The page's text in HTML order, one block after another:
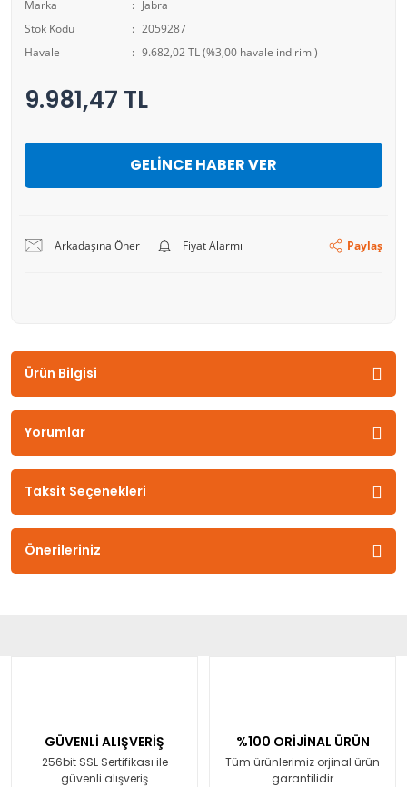
Marka
Jabra
Stok Kodu
2059287
Havale
9.682,02 TL (%3,00 havale indirimi)
9.981,47 TL
GELİNCE HABER VER
Arkadaşına Öner Fiyat Alarmı Paylaş
Ürün Bilgisi
Yorumlar
Taksit Seçenekleri
Önerileriniz
GÜVENLİ ALIŞVERİŞ
256bit SSL Sertifikası ile
güvenli alışveriş
%100 ORİJİNAL ÜRÜN
Tüm ürünlerimiz orjinal ürün
garantilidir